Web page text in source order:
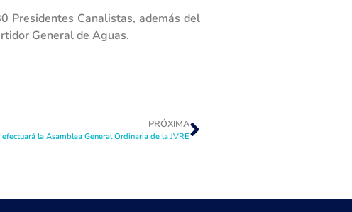
Presidentes Canalistas, además del
General de Aguas.
PRÓXIMA
la Asamblea General Ordinaria de la JVRE